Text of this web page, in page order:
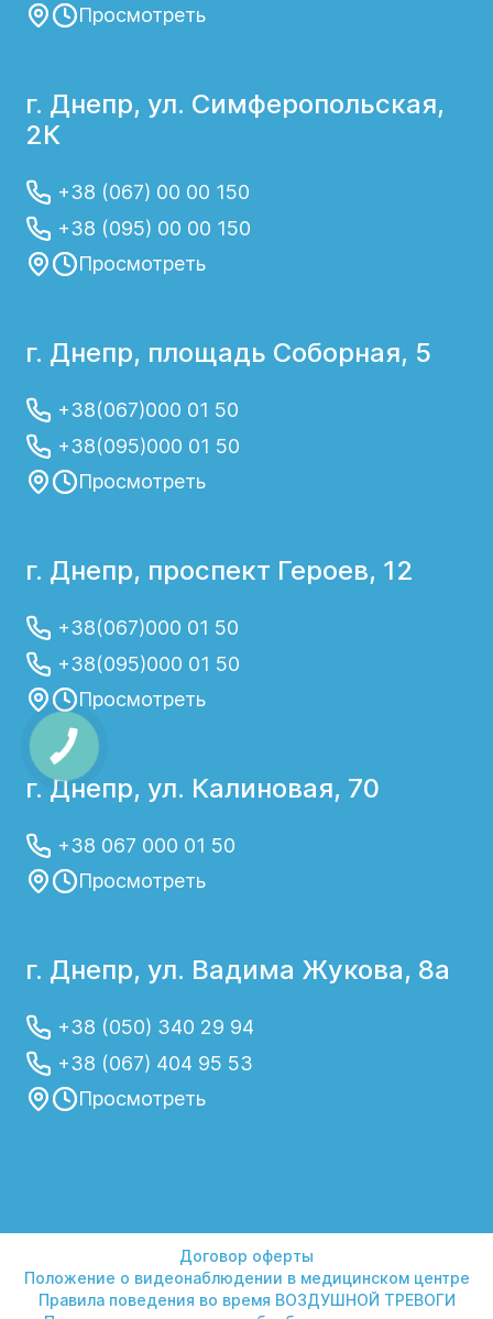
Просмотреть
г. Днепр, ул. Симферопольская,
2К
+38 (067) 00 00 150
+38 (095) 00 00 150
Просмотреть
г. Днепр, площадь Соборная, 5
+38(067)000 01 50
+38(095)000 01 50
Просмотреть
г. Днепр, проспект Героев, 12
+38(067)000 01 50
+38(095)000 01 50
Просмотреть
г. Днепр, ул. Калиновая, 70
+38 067 000 01 50
Просмотреть
г. Днепр, ул. Вадима Жукова, 8а
+38 (050) 340 29 94
+38 (067) 404 95 53
Просмотреть
Договор оферты
Положение о видеонаблюдении в медицинском центре
Правила поведения во время ВОЗДУШНОЙ ТРЕВОГИ